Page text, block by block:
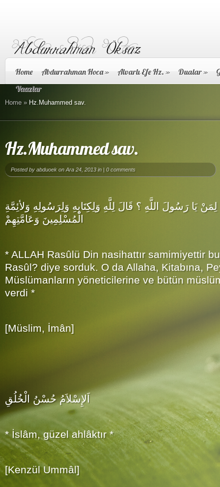
Home Abdurrahman Hoca» Alvarlı Efe Hz. » Dualar»
Vaazlar
Home » Hz.Muhammed sav.
Hz.Muhammed sav.
Posted by abduoek on Ara 24, 2013 in | 0 comments
لِمَنْ يَا رَسُولَ اللَّهِ ؟ قَالَ لِلَّهِ وَلِكِتَابِهِ وَلِرَسُولِهِ وَلأئِمَّةِ
الْمُسْلِمِينَ وَعَامَّتِهِمْ
* ALLAH Rasûlü Din nasihattır samimiyettir
Rasûl? diye sorduk. O da Allaha, Kitabına,
Müslümanların yöneticilerine ve bütün
verdi *
[Müslim, İmân]
اَلإِسْلاَمُ حُسْنُ الْخُلُقِ
* İslâm, güzel ahlâktır *
[Kenzül Ummâl]